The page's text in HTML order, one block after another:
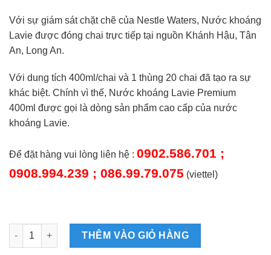
Với sự giám sát chặt chẽ của Nestle Waters, Nước khoáng
Lavie được đóng chai trực tiếp tại nguồn Khánh Hậu, Tân
An, Long An.
Với dung tích 400ml/chai và 1 thùng 20 chai đã tạo ra sự
khác biệt. Chính vì thế, Nước khoáng Lavie Premium
400ml được gọi là dòng sản phẩm cao cấp của nước
khoáng Lavie.
Để đặt hàng vui lòng liên hệ : 0902.586.701 ;
0908.994.239 ; 086.99.79.075 (viettel)
Nước khoáng Lavie Premium 400ml số lượng
THÊM VÀO GIỎ HÀNG